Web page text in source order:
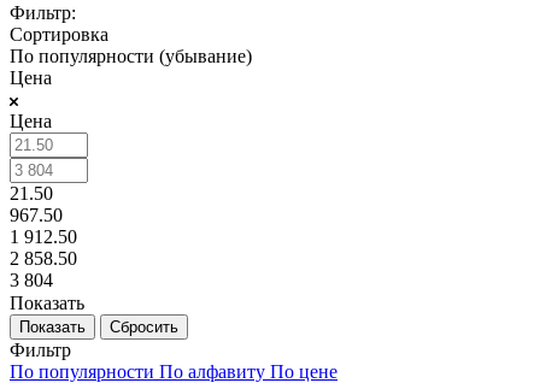
Фильтр:
Сортировка
По популярности (убывание)
Цена
Цена
21.50
967.50
1 912.50
2 858.50
3 804
Показать
Сбросить
Фильтр
По популярности По алфавиту По цене